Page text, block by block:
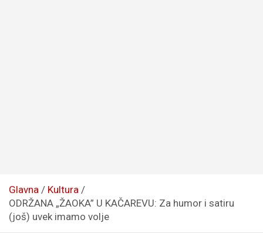
Glavna
Kultura
ODRŽANA „ŽAOKA” U KAČAREVU: Za humor i satiru
(još) uvek imamo volje